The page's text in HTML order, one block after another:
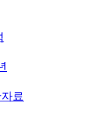
료